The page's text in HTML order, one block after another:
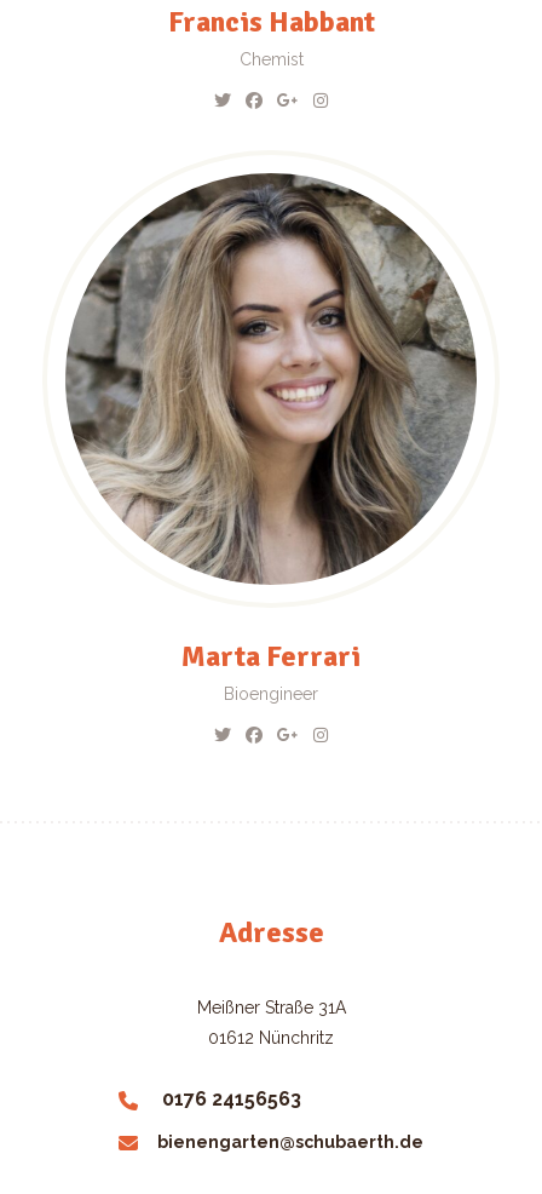
Francis Habbant
Chemist
Marta Ferrari
Bioengineer
Adresse
Meißner Straße 31A
01612 Nünchritz
0176 24156563
bienengarten@schubaerth.de